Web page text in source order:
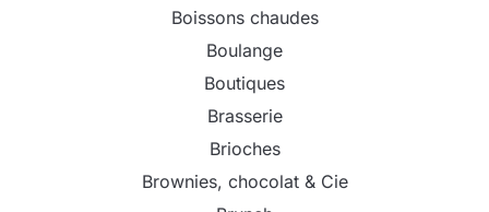
Boissons chaudes
Boulange
Boutiques
Brasserie
Brioches
Brownies, chocolat & Cie